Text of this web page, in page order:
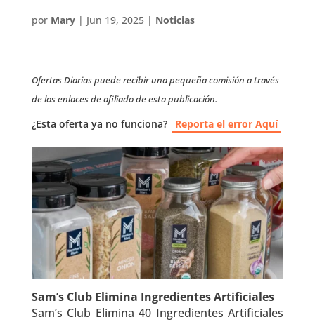
por Mary| Jun 19, 2025| Noticias
Ofertas Diarias puede recibir una pequeña comisión a través
de los enlaces de afiliado de esta publicación.
¿Esta oferta ya no funciona? Reporta el error Aquí
Sam’s Club Elimina Ingredientes Artificiales
Sam’s Club Elimina 40 Ingredientes Artificiales